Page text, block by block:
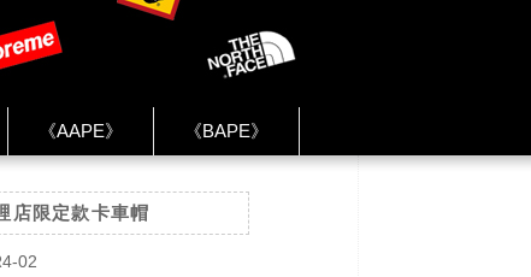
《AAPE》 《BAPE》
Group ★
店限定款卡車帽
02